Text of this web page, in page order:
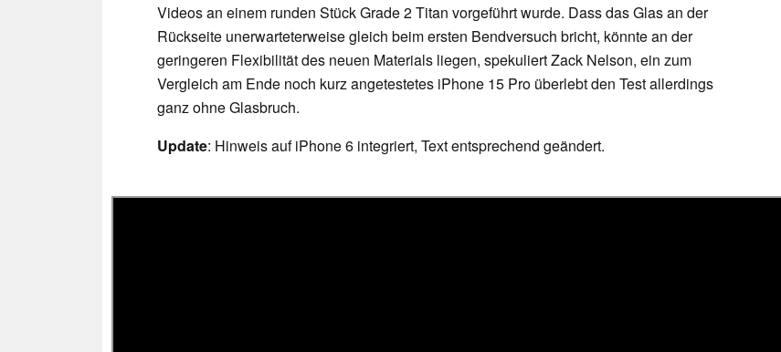
Videos an einem runden Stück Grade 2 Titan vorgeführt wurde. Dass das Glas an der
Rückseite unerwarteterweise gleich beim ersten Bendversuch bricht, könnte an der
geringeren Flexibilität des neuen Materials liegen, spekuliert Zack Nelson, ein zum
Vergleich am Ende noch kurz angetestetes iPhone 15 Pro überlebt den Test allerdings
ganz ohne Glasbruch.
Update: Hinweis auf iPhone 6 integriert, Text entsprechend geändert.